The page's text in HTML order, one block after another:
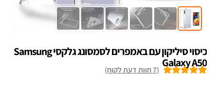
כיסוי סיליקון עם באמפרים לסמסונג גלקסי Samsung
Galaxy A50
(
7חוות דעת לקוח)